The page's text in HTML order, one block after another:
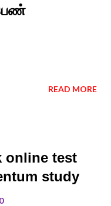
READ MORE
online test
study